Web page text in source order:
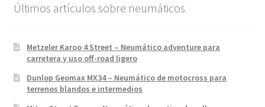
Últimos artículos sobre neumáticos
Metzeler Karoo 4 Street – Neumático adventure para
carretera y uso off-road ligero
Dunlop Geomax MX34 – Neumático de motocross para
terrenos blandos e intermedios